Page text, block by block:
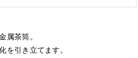
属茶筒。
を引き立てます。